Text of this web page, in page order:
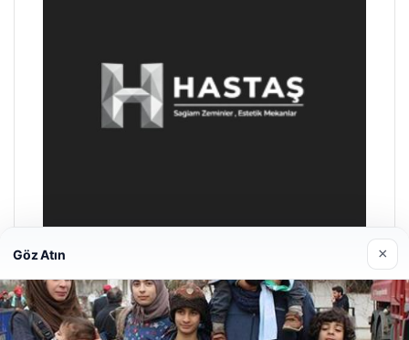
Enes Kaplan Avukatlık Bürosu
28/04/2026
Göz Atın ×